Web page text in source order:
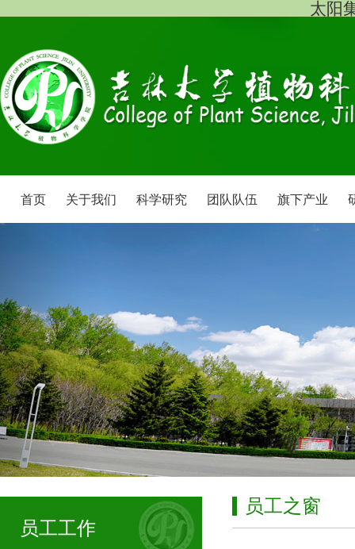
太阳
首页 关于我们 科学研究 团队队伍 旗下产业
员工工作
员工之窗